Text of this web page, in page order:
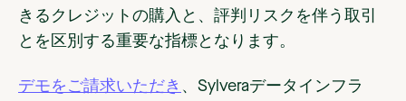
きるクレジットの購入と、評判リスクを伴う取引
とを区別する重要な指標となります。
デモをご請求いただき 、Sylveraデータインフラ